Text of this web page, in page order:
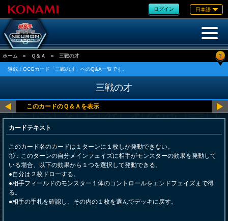
ログイン 日本語
ホーム » Ｑ＆Ａ » 三戦の才 ?
遊戯王OCGカード「三戦の才」へのQ&A一覧です。
三戦の才
カードテキスト
このカード名のカードは１ターンに１枚しか発動できない。
①：このターンの自分メインフェイズに相手がモンスターの効果を発動して
いる場合、以下の効果から１つを選択して発動できる。
●自分は２枚ドローする。
●相手フィールドのモンスター１体のコントロールをエンドフェイズまで得
る。
●相手の手札を確認し、その内の１枚を選んでデッキに戻す。